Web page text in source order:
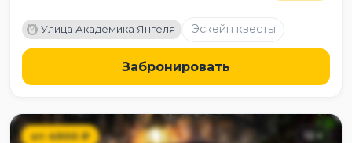
M Улица Академика Янгеля Эскейп квесты
Забронировать
от4900₽ 12+